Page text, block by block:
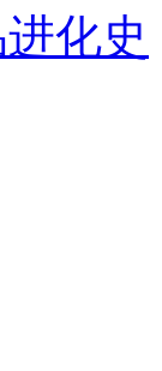
化史